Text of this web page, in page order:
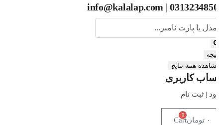
03132348500 |
همه نتایچ
کاربری
| ثبت نام
تومانCart